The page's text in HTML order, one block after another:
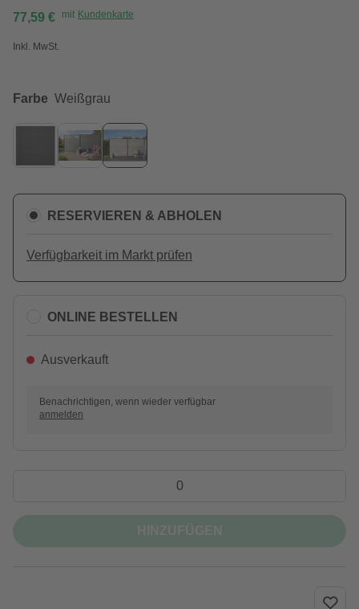
77,59 € mit Kundenkarte
Inkl. MwSt.
Farbe Weißgrau
RESERVIEREN & ABHOLEN
Verfügbarkeit im Markt prüfen
ONLINE BESTELLEN
Ausverkauft
Benachrichtigen, wenn wieder verfügbar
anmelden